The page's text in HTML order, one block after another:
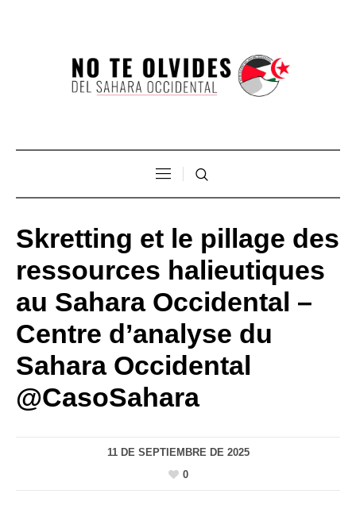
Skretting et le pillage des
ressources halieutiques
au Sahara Occidental –
Centre d’analyse du
Sahara Occidental
@CasoSahara
11 DE SEPTIEMBRE DE 2025
0